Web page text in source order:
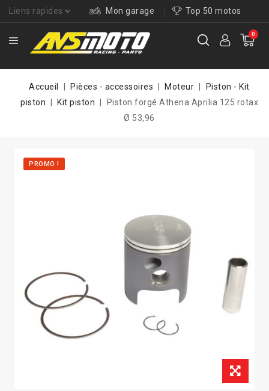
Liens rapides Mon garage Top 50 motos
0
Accueil Pièces - accessoires Moteur
Piston - Kit
piston
Kit piston
Piston forgé Athena Aprilia 125 rotax
Ø 53,96
PROMO !